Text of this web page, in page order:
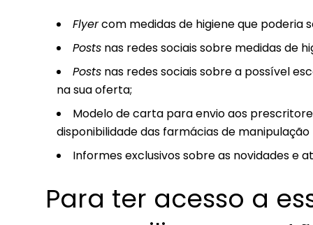
Flyercom medidas de higiene que poderia
Posts nas redes sociais sobre medidas de
Posts nas redes sociais sobre a possível
na sua oferta;
Modelo de carta para envio aos
disponibilidade das farmácias de
Informes exclusivos sobre as novidades e
Para ter acesso a